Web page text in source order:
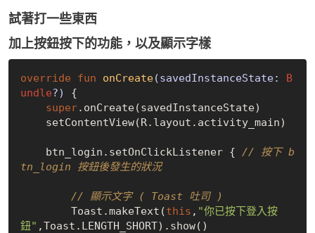
試著打一些東西
加上按鈕按下的功能，以及顯示字樣
override fun onCreate(savedInstanceState: B
undle?)
{
super.onCreate(savedInstanceState)
    btn_login.setOnClickListener {
// 按下 b
tn_login 按鈕後發生的狀況
// 顯示文字 ( Toast 吐司 )
        Toast.makeText(
this , "你已按下登入按
鈕" ,Toast.LENGTH_SHORT).show()